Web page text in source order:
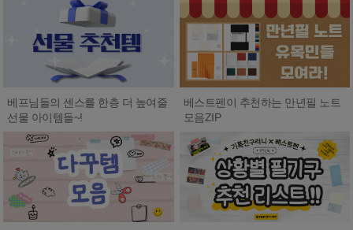
베프님들의 센스를 한층 더 높여줄
선물 아이템들~!
베스트펜이 추천하는 만년필 노트
모음ZIP